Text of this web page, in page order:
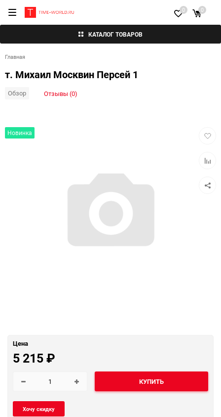
КАТАЛОГ ТОВАРОВ
0 0
Главная
т. Михаил Москвин Персей 1
Обзор Отзывы (0)
Новинка
Цена
5 215₽
КУПИТЬ